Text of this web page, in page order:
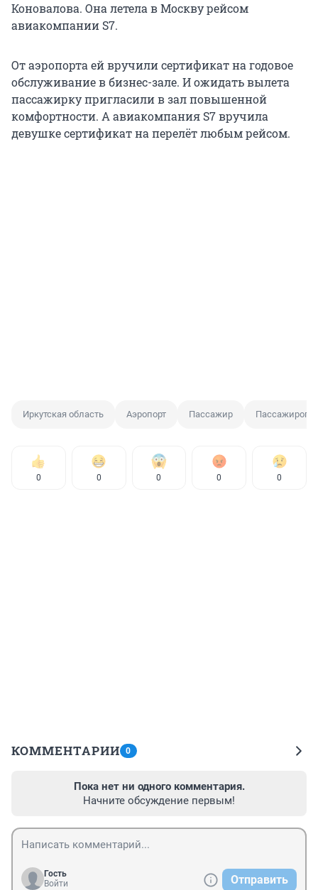
Коновалова. Она летела в Москву рейсом
авиакомпании S7.
От аэропорта ей вручили сертификат на годовое
обслуживание в бизнес-зале. И ожидать вылета
пассажирку пригласили в зал повышенной
комфортности. А авиакомпания S7 вручила
девушке сертификат на перелёт любым рейсом.
Иркутская область Аэропорт Пассажир
0 0 0 0 0
КОММЕНТАРИИ 0
Пока нет ни одного комментария.
Начните обсуждение первым!
Гость
Войти
Отправить